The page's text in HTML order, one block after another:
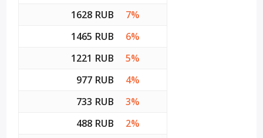
1628 RUB
7%
1465 RUB
6%
1221 RUB
5%
977 RUB
4%
733 RUB
3%
488 RUB
2%